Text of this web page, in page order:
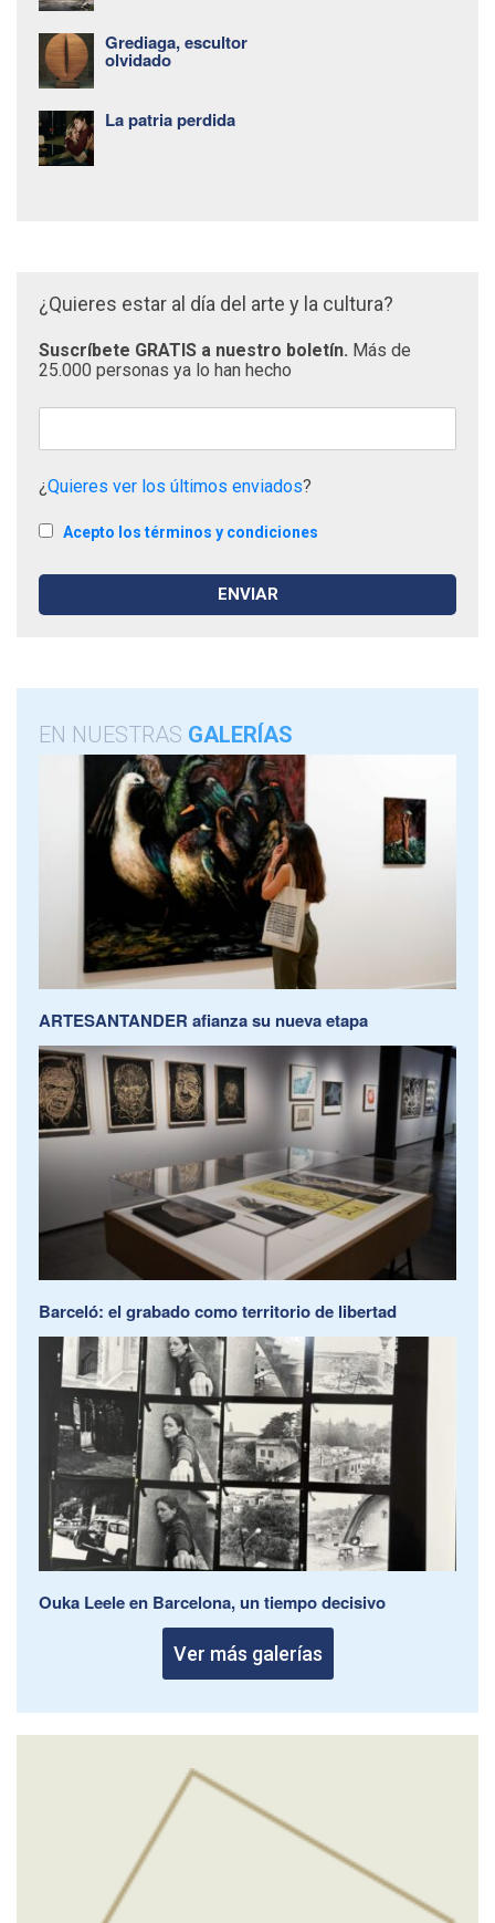
Grediaga, escultor
olvidado
La patria perdida
¿Quieres estar al día del arte y la cultura?
Suscríbete GRATIS a nuestro boletín. Más de
25.000 personas ya lo han hecho
¿Quieres ver los últimos enviados?
Acepto los términos y condiciones
EN NUESTRAS GALERÍAS
ARTESANTANDER afianza su nueva etapa
Barceló: el grabado como territorio de libertad
Ouka Leele en Barcelona, un tiempo decisivo
Ver más galerías